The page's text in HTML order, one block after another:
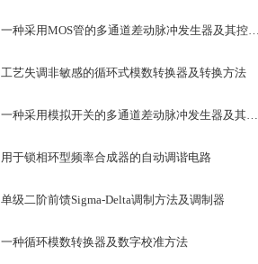
一种采用MOS管的多通道差动脉冲
工艺失调非敏感的循环式模数转换器及转换方法
一种采用模拟开关的多通道差动脉冲发生器及其控制方法
用于锁相环型频率合成器的自动调谐电路
单级二阶前馈Sigma-Delta调制方法及调制器
一种循环模数转换器及数字校准方法